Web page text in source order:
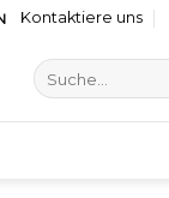
Kontaktiere uns
Suche
nach: